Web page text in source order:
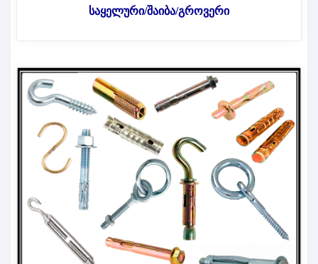
საყელური/შაიბა/გროვერი